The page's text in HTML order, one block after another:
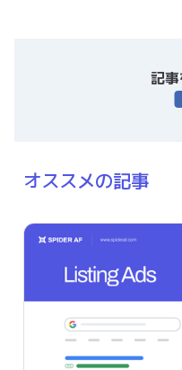
記
オススメの記事